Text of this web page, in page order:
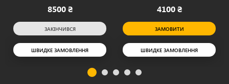
8500 ₴
ЗАКІНЧИВСЯ
ШВИДКЕ ЗАМОВЛЕННЯ
4100 ₴
ЗАМОВИТИ
ШВИДКЕ ЗАМОВЛЕННЯ